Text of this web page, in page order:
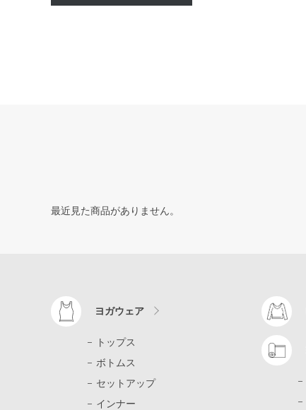
最近見た商品がありません。
ヨガウェア
トップス
ボトムス
セットアップ
インナー